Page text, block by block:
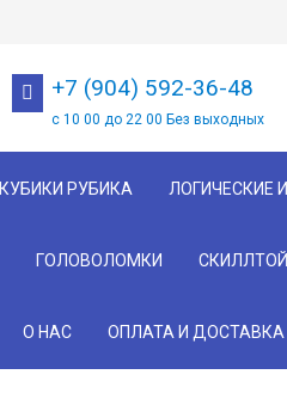
+7 (904) 592-36-48
с 10 00 до 22 00 Без выходных
КУБИКИ РУБИКА ЛОГИЧЕСКИЕ
ГОЛОВОЛОМКИ
О НАС ОПЛАТА И ДОСТАВКА